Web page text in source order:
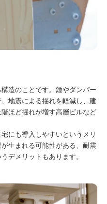
造のことです。錘やダンパー
地震による揺れを軽減し、建
ほど揺れが増す高層ビルなど
にも導入しやすいというメリ
生まれる可能性がある、耐震
デメリットもあります。